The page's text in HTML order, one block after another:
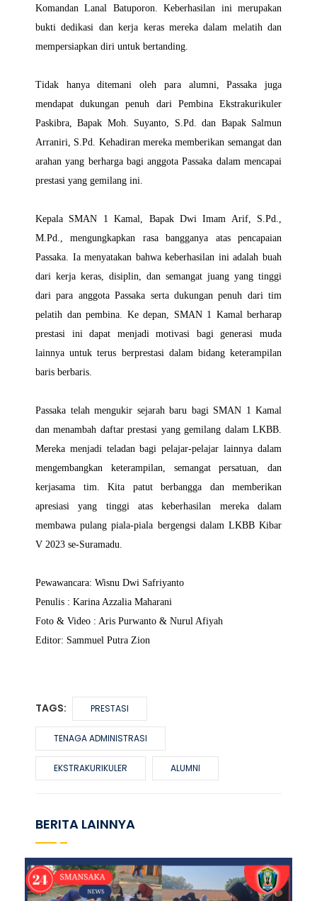
Komandan Lanal Batuporon. Keberhasilan ini merupakan
bukti dedikasi dan kerja keras mereka dalam melatih dan
mempersiapkan diri untuk bertanding.
Tidak hanya ditemani oleh para alumni, Passaka juga
mendapat dukungan penuh dari Pembina Ekstrakurikuler
Paskibra, Bapak Moh. Suyanto, S.Pd. dan Bapak Salmun
Arraniri, S.Pd. Kehadiran mereka memberikan semangat dan
arahan yang berharga bagi anggota Passaka dalam mencapai
prestasi yang gemilang ini.
Kepala SMAN 1 Kamal, Bapak Dwi Imam Arif, S.Pd.,
M.Pd., mengungkapkan rasa bangganya atas pencapaian
Passaka. Ia menyatakan bahwa keberhasilan ini adalah buah
dari kerja keras, disiplin, dan semangat juang yang tinggi
dari para anggota Passaka serta dukungan penuh dari tim
pelatih dan pembina. Ke depan, SMAN 1 Kamal berharap
prestasi ini dapat menjadi motivasi bagi generasi muda
lainnya untuk terus berprestasi dalam bidang keterampilan
baris berbaris.
Passaka telah mengukir sejarah baru bagi SMAN 1 Kamal
dan menambah daftar prestasi yang gemilang dalam LKBB.
Mereka menjadi teladan bagi pelajar-pelajar lainnya dalam
mengembangkan keterampilan, semangat persatuan, dan
kerjasama tim. Kita patut berbangga dan memberikan
apresiasi yang tinggi atas keberhasilan mereka dalam
membawa pulang piala-piala bergengsi dalam LKBB Kibar
V 2023 se-Suramadu.
Pewawancara: Wisnu Dwi Safriyanto
Penulis : Karina Azzalia Maharani
Foto & Video : Aris Purwanto & Nurul Afiyah
Editor: Sammuel Putra Zion
TAGS: PRESTASI
TENAGA ADMINISTRASI
EKSTRAKURIKULER ALUMNI
BERITA LAINNYA